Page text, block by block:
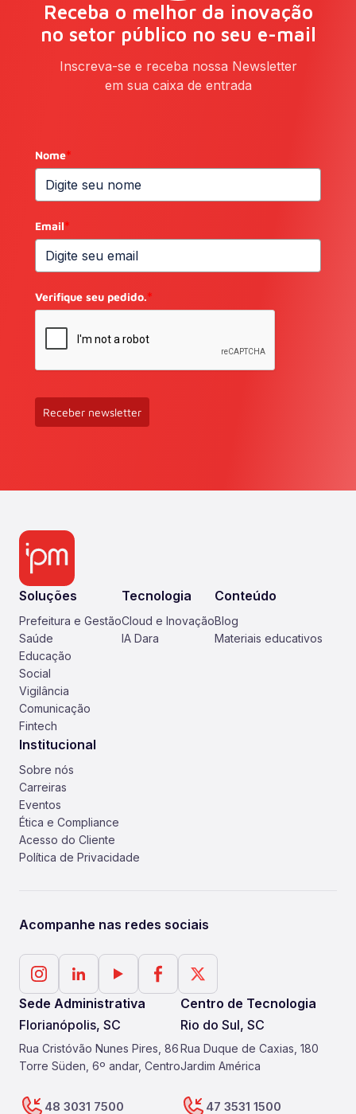
Receba o melhor da inovação
no setor público no seu e-mail
Inscreva-se e receba nossa Newsletter
em sua caixa de entrada
Nome*
Email*
Verifique seu pedido.*
Receber newsletter
Soluções
Prefeitura e Gestão
Saúde
Educação
Social
Vigilância
Comunicação
Fintech
Tecnologia
Cloud e Inovação
IA Dara
Conteúdo
Blog
Materiais educativos
Institucional
Sobre nós
Carreiras
Eventos
Ética e Compliance
Acesso do Cliente
Política de Privacidade
Acompanhe nas redes sociais
Sede Administrativa
Florianópolis, SC
Rua Cristóvão Nunes Pires, 86
Torre Süden, 6º andar, Centro
48 3031 7500
Centro de Tecnologia
Rio do Sul, SC
Rua Duque de Caxias, 180
Jardim América
47 3531 1500